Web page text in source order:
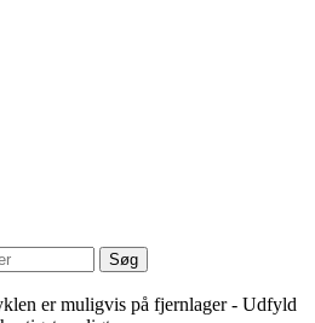
Søg
er muligvis på fjernlager - Udfyld